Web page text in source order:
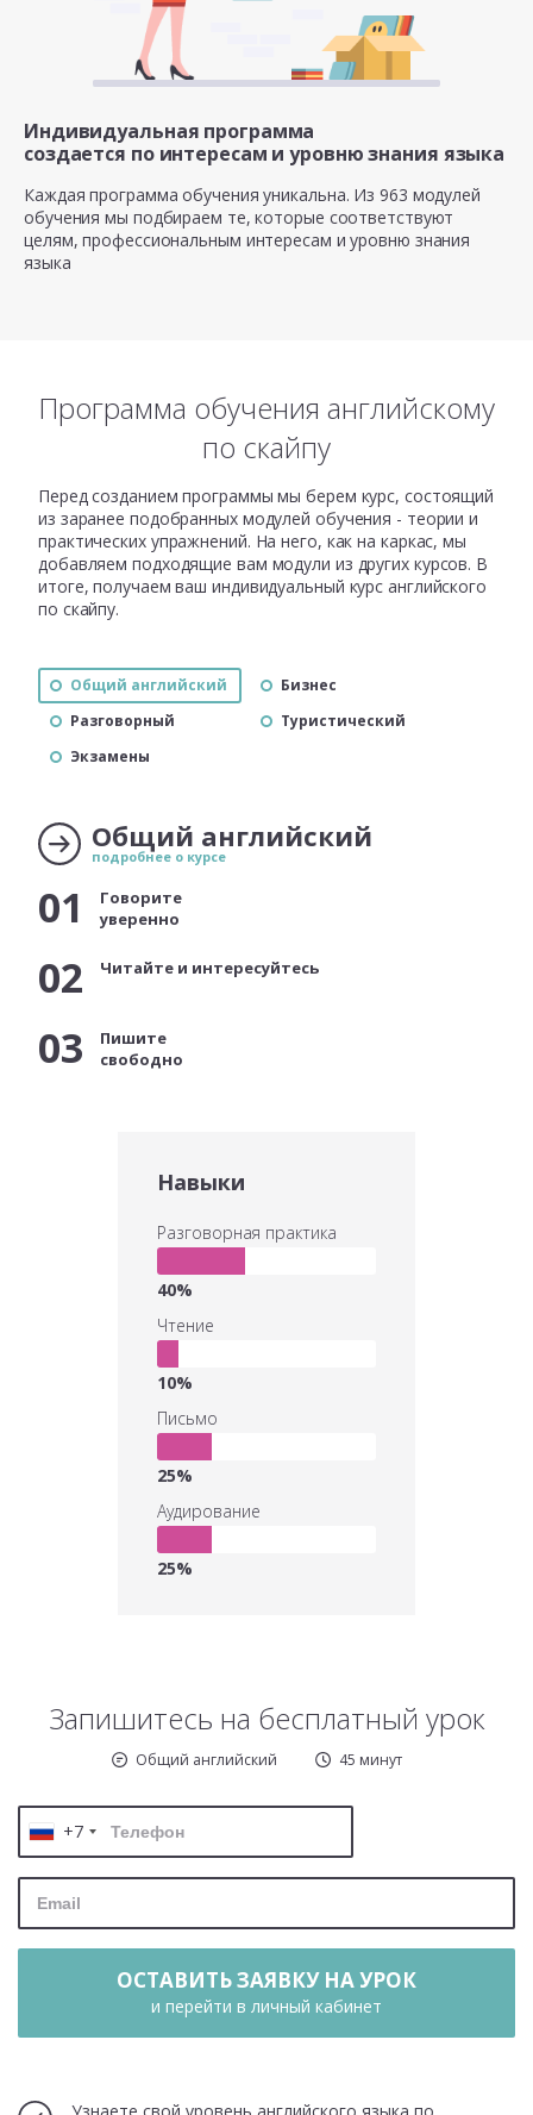
Индивидуальная программа
создается по интересам и уровню знания языка
Каждая программа обучения уникальна. Из 963 модулей
обучения мы подбираем те, которые соответствуют
целям, профессиональным интересам и уровню знания
языка
Программа обучения английскому
по скайпу
Перед созданием программы мы берем курс, состоящий
из заранее подобранных модулей обучения - теории и
практических упражнений. На него, как на каркас, мы
добавляем подходящие вам модули из других курсов. В
итоге, получаем ваш индивидуальный курс английского
по скайпу.
Общий английский
Бизнес
Разговорный
Туристический
Экзамены
Общий английский
подробнее о курсе
01
Говорите
уверенно
02 Читайте и интересуйтесь
03
Пишите
свободно
Навыки
Разговорная практика
40%
Чтение
10%
Письмо
25%
Аудирование
25%
Запишитесь на бесплатный урок
Общий английский 45 минут
+7
ОСТАВИТЬ ЗАЯВКУ НА УРОК
и перейти в личный кабинет